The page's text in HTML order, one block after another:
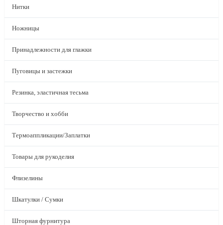
Нитки
Ножницы
Принадлежности для глажки
Пуговицы и застежки
Резинка, эластичная тесьма
Творчество и хобби
Термоаппликации/Заплатки
Товары для рукоделия
Флизелины
Шкатулки / Сумки
Шторная фурнитура